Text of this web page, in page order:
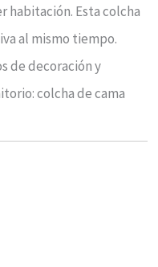
habitación. Esta colcha
al mismo tiempo.
de decoración y
colcha de cama